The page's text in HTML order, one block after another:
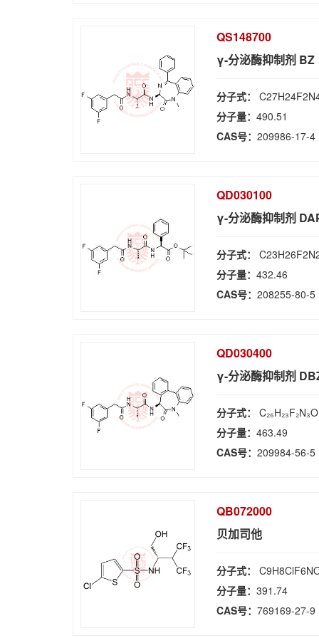
QS148700
γ-分泌酶抑制剂 BZ
分子式：
分子量：490.51
CAS号：209986-17-4
QD030100
γ-分泌酶抑制剂
分子式：
分子量：432.46
CAS号：208255-80-5
QD030400
γ-分泌酶抑制剂
分子式：
分子量：463.49
CAS号：209984-56-5
QB072000
贝加司他
分子式：
分子量：391.74
CAS号：769169-27-9